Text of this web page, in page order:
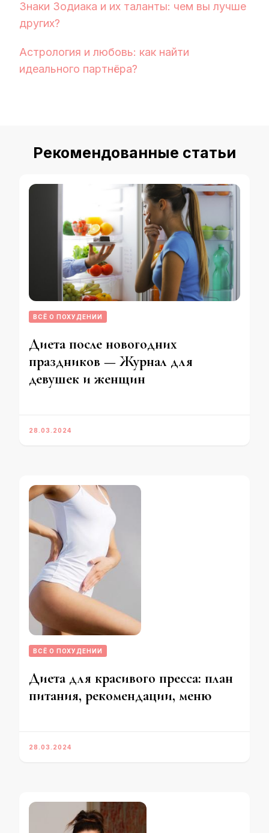
Знаки Зодиака и их таланты: чем вы лучше
других?
Астрология и любовь: как найти
идеального партнёра?
Рекомендованные статьи
ВСЁ О ПОХУДЕНИИ
Диета после новогодних
праздников — Журнал для
девушек и женщин
28.03.2024
ВСЁ О ПОХУДЕНИИ
Диета для красивого пресса: план
питания, рекомендации, меню
28.03.2024